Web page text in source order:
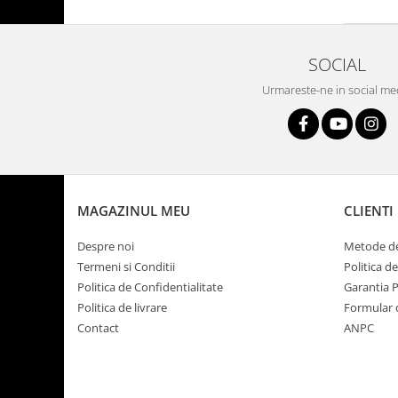
SOCIAL
Urmareste-ne in social
MAGAZINUL MEU
Despre noi
Termeni si Conditii
Politica de Confidentialitate
Politica de livrare
Contact
CLIENTI
Metode
Politica
Garantia
Formular
ANPC